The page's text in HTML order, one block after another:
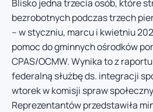
Blisko jedna trzecia osób, które
bezrobotnych podczas trzech
– w styczniu, marcu i kwietniu
pomoc do gminnych ośrodków
CPAS/OCMW. Wynika to z
federalną służbę ds. integracji
wtorek w komisji spraw
Reprezentantów przedstawiła